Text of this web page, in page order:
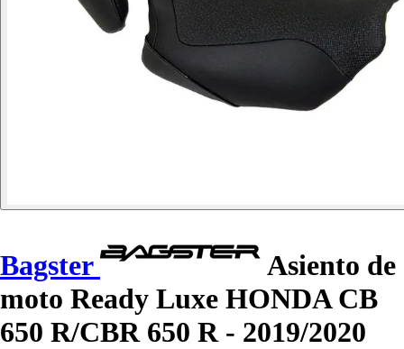
Bagster
Asiento de
moto Ready Luxe HONDA CB
650 R/CBR 650 R - 2019/2020